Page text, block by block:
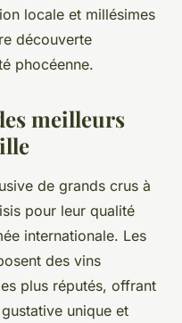
locale et millésimes
découverte
phocéenne.
meilleurs
de grands crus à
pour leur qualité
internationale. Les
des vins
plus réputés, offrant
unique et